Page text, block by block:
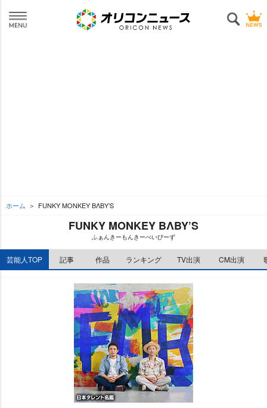
ホーム FUNKY MONKEY BΛBY’S
FUNKY MONKEY BΛBY’S
ふぁんきーもんきーべいびーず
芸能人TOP 記事 作品 ランキング TV出演 CM出演